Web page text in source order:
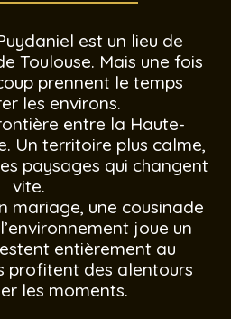
est un lieu de
Toulouse. Mais une fois
prennent le temps
les environs.
entre la Haute-
Un territoire plus calme,
paysages qui changent
vite.
mariage, une cousinade
joue un
entièrement au
profitent des alentours
les moments.